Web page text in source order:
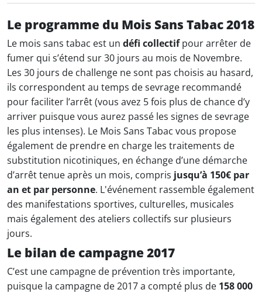
Le programme du Mois Sans Tabac 2018
Le mois sans tabac est un défi collectifpour arrêter de
fumer qui s’étend sur 30 jours au mois de Novembre.
Les 30 jours de challenge ne sont pas choisis au hasard,
ils correspondent au temps de sevrage recommandé
pour faciliter l’arrêt (vous avez 5 fois plus de chance d’y
arriver puisque vous aurez passé les signes de sevrage
les plus intenses). Le Mois Sans Tabac vous propose
également de prendre en charge les traitements de
substitution nicotiniques, en échange d’une démarche
d’arrêt tenue après un mois, compris jusqu’à 150€ par
an et par personne. L'événement rassemble également
des manifestations sportives, culturelles, musicales
mais également des ateliers collectifs sur plusieurs
jours.
Le bilan de campagne 2017
C’est une campagne de prévention très importante,
puisque la campagne de 2017 a compté plus de 158 000